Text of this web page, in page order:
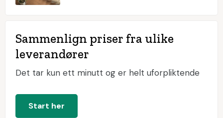
Sammenlign priser fra ulike
leverandører
Det tar kun ett minutt og er helt uforpliktende
Start her